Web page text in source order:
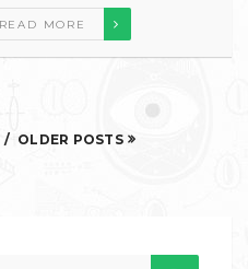
READ MORE
OLDER POSTS